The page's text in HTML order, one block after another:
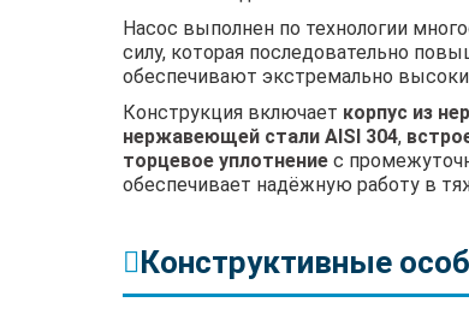
Насос выполнен по технологии
силу, которая последовательно
обеспечивают экстремально
Конструкция включает корпус из
нержавеющей стали AISI 304,
торцевое уплотнение с
обеспечивает надёжную работу в
Конструктивные